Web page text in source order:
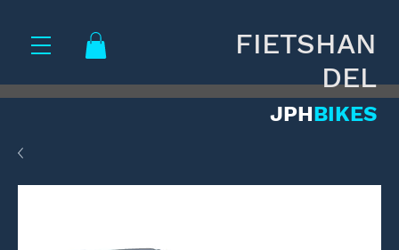
FIETSHAN
DEL
JPHBIKES